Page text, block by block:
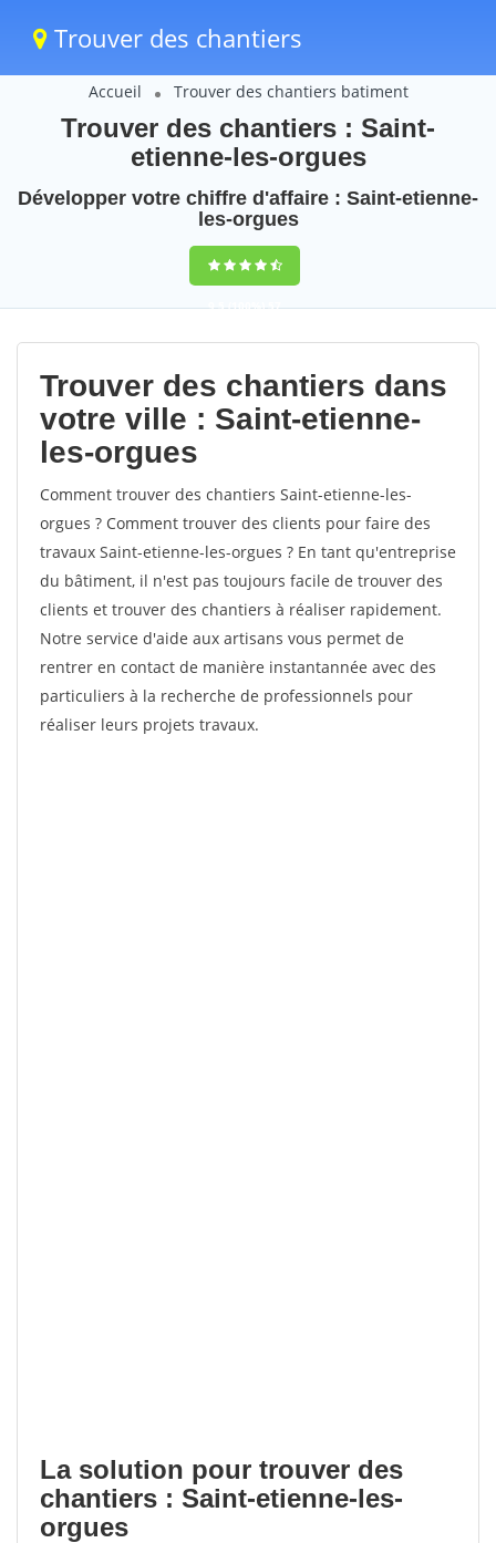
Trouver des chantiers
Accueil Trouver des chantiers batiment
Trouver des chantiers : Saint-
etienne-les-orgues
Développer votre chiffre d'affaire : Saint-etienne-
les-orgues
9,5(100%)57
votes
Trouver des chantiers dans
votre ville : Saint-etienne-
les-orgues
Comment trouver des chantiers Saint-etienne-les-
orgues ? Comment trouver des clients pour faire des
travaux Saint-etienne-les-orgues ? En tant qu'entreprise
du bâtiment, il n'est pas toujours facile de trouver des
clients et trouver des chantiers à réaliser rapidement.
Notre service d'aide aux artisans vous permet de
rentrer en contact de manière instantannée avec des
particuliers à la recherche de professionnels pour
réaliser leurs projets travaux.
La solution pour trouver des
chantiers : Saint-etienne-les-
orgues